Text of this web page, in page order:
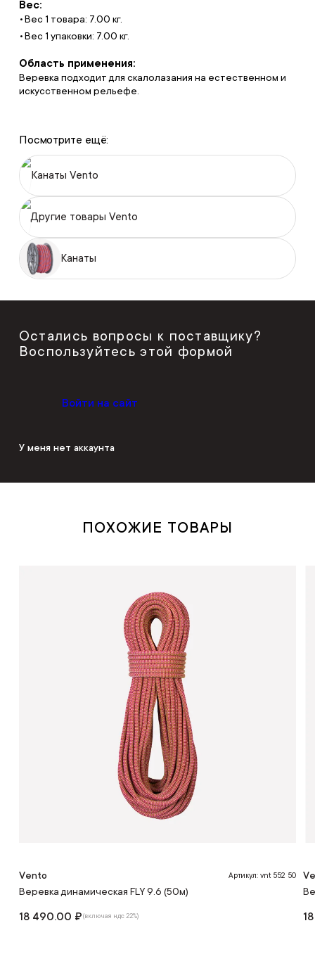
Вес:
Вес 1 товара: 7.00 кг.
Вес 1 упаковки: 7.00 кг.
Область применения:
Веревка подходит для скалолазания на естественном и
искусственном рельефе.
Посмотрите ещё:
Канаты Vento
Другие товары Vento
Канаты
Остались вопросы к поставщику?
Воспользуйтесь этой формой
Войти на сайт
У меня нет аккаунта
ПОХОЖИЕ ТОВАРЫ
Vento Артикул: vnt 552 50
Веревка динамическая FLY 9.6 (50м)
18 490.00 ₽(включая ндс 22%)